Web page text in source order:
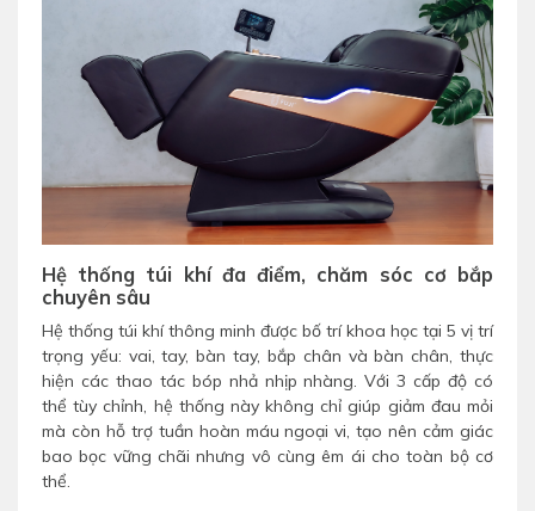
Hệ thống túi khí đa điểm, chăm sóc cơ bắp
chuyên sâu
Hệ thống túi khí thông minh được bố trí khoa học tại 5 vị trí
trọng yếu: vai, tay, bàn tay, bắp chân và bàn chân, thực
hiện các thao tác bóp nhả nhịp nhàng. Với 3 cấp độ có
thể tùy chỉnh, hệ thống này không chỉ giúp giảm đau mỏi
mà còn hỗ trợ tuần hoàn máu ngoại vi, tạo nên cảm giác
bao bọc vững chãi nhưng vô cùng êm ái cho toàn bộ cơ
thể.